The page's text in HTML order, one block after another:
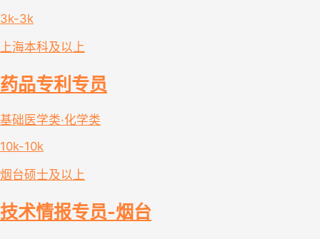
3k-3k
上海本科及以上
药品专利专员
基础医学类·化学类
10k-10k
烟台硕士及以上
技术情报专员-烟台